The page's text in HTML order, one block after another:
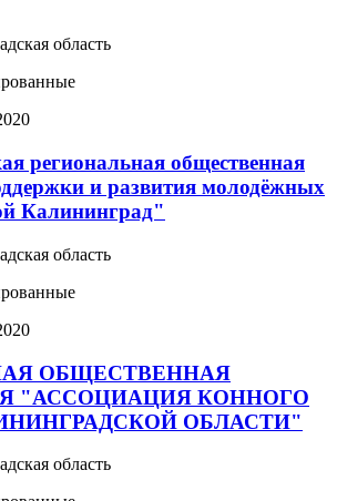
область
региональная общественная
и развития молодёжных
Калининград"
область
ОБЩЕСТВЕННАЯ
"АССОЦИАЦИЯ КОННОГО
ОБЛАСТИ"
область